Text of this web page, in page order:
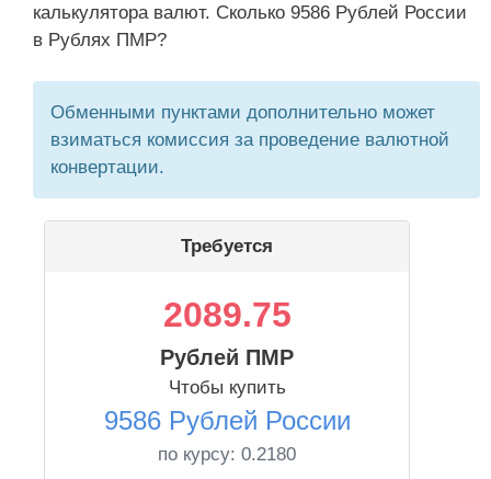
калькулятора валют. Сколько 9586 Рублей России
в Рублях ПМР?
Обменными пунктами дополнительно может
взиматься комиссия за проведение валютной
конвертации.
Требуется
2089.75
Рублей ПМР
Чтобы купить
9586 Рублей России
по курсу: 0.2180